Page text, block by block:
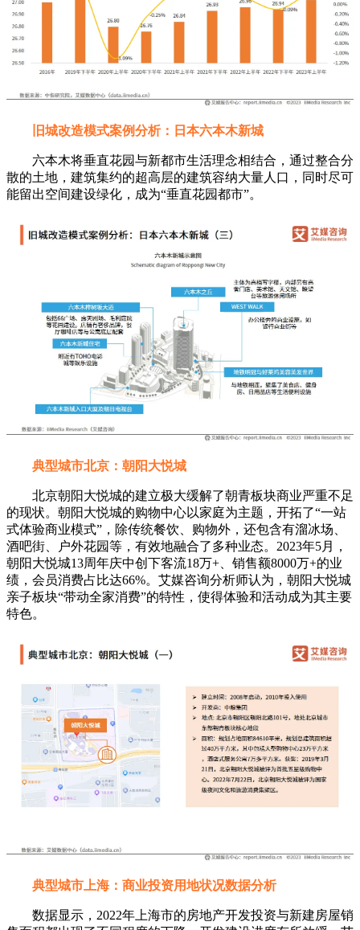
旧城改造模式案例分析：日本六本木新城
六本木将垂直花园与新都市生活理念相结合，通过整合分
散的土地，建筑集约的超高层的建筑容纳大量人口，同时尽可
能留出空间建设绿化，成为“垂直花园都市”。
典型城市北京：朝阳大悦城
北京朝阳大悦城的建立极大缓解了朝青板块商业严重不足
的现状。朝阳大悦城的购物中心以家庭为主题，开拓了“一站
式体验商业模式”，除传统餐饮、购物外，还包含有溜冰场、
酒吧街、户外花园等，有效地融合了多种业态。2023年5月，
朝阳大悦城13周年庆中创下客流18万+、销售额8000万+的业
绩，会员消费占比达66%。艾媒咨询分析师认为，朝阳大悦城
亲子板块“带动全家消费”的特性，使得体验和活动成为其主要
特色。
典型城市上海：商业投资用地状况数据分析
数据显示，2022年上海市的房地产开发投资与新建房屋销